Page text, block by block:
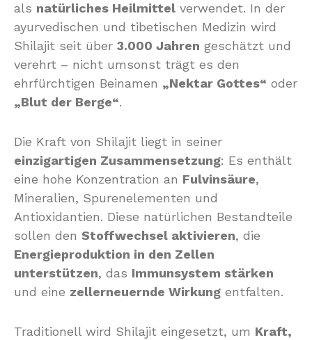
als natürliches Heilmittel verwendet. In der
ayurvedischen und tibetischen Medizin wird
Shilajit seit über 3.000 Jahren geschätzt und
verehrt – nicht umsonst trägt es den
ehrfürchtigen Beinamen „Nektar Gottes“ oder
„Blut der Berge“.
Die Kraft von Shilajit liegt in seiner
einzigartigen Zusammensetzung: Es enthält
eine hohe Konzentration an Fulvinsäure,
Mineralien, Spurenelementen und
Antioxidantien. Diese natürlichen Bestandteile
sollen den Stoffwechsel aktivieren, die
Energieproduktion in den Zellen
unterstützen, das Immunsystem stärken
und eine zellerneuernde Wirkung entfalten.
Traditionell wird Shilajit eingesetzt, um Kraft,